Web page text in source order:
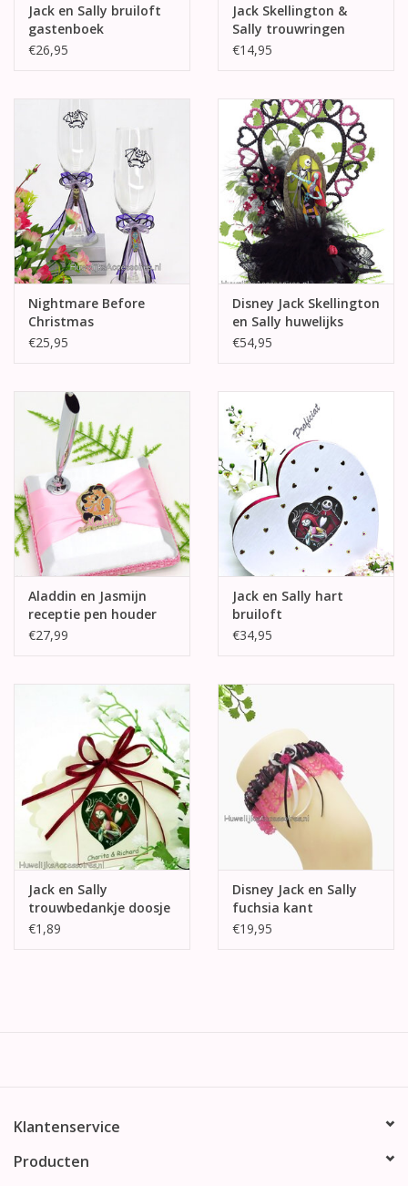
Jack en Sally bruiloft
gastenboek
€26,95
Jack Skellington &
Sally trouwringen
doosje
€14,95
Nightmare Before
Christmas
champagneglazen
€25,95
Disney Jack Skellington
en Sally huwelijks
taarttopper
€54,95
Aladdin en Jasmijn
receptie pen houder
€27,99
Jack en Sally hart
bruiloft
enveloppendoos
€34,95
Jack en Sally
trouwbedankje doosje
€1,89
Disney Jack en Sally
fuchsia kant
kousenband
€19,95
Klantenservice
Producten